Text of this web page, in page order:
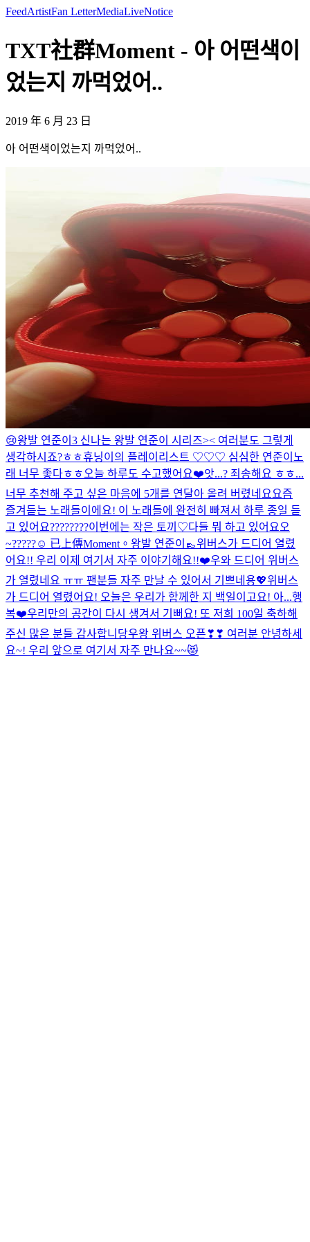
FeedArtistFan LetterMediaLiveNotice
TXT社群Moment - 아 어떤색이
었는지 까먹었어..
2019 年 6 月 23 日
아 어떤색이었는지 까먹었어..
😢왕발 연준이3 신나는 왕발 연준이 시리즈>< 여러분도 그렇게
생각하시죠?ㅎㅎ휴닝이의 플레이리스트 ♡♡♡ 심심한 연준이 노
래 너무 좋다ㅎㅎ 오늘 하루도 수고했어요❤️앗...? 죄송해요 ㅎㅎ...
너무 추천해 주고 싶은 마음에 5개를 연달아 올려 버렸네요 요즘
즐겨듣는 노래들이에요! 이 노래들에 완전히 빠져서 하루 종일 듣
고 있어요????????이번에는 작은 토끼♡다들 뭐 하고 있어요오
~?????☺️ 已上傳Moment。 왕발 연준이👞위버스가 드디어 열렸
어요!! 우리 이제 여기서 자주 이야기해요!!❤️우와 드디어 위버스
가 열렸네요 ㅠㅠ 팬분들 자주 만날 수 있어서 기쁘네용💖위버스
가 드디어 열렸어요! 오늘은 우리가 함께한 지 백일이고요! 아...행
복❤️우리만의 공간이 다시 생겨서 기뻐요! 또 저희 100일 축하해
주신 많은 분들 감사합니당우왕 위버스 오픈❣❣ 여러분 안녕하세
요~! 우리 앞으로 여기서 자주 만나요~~😻